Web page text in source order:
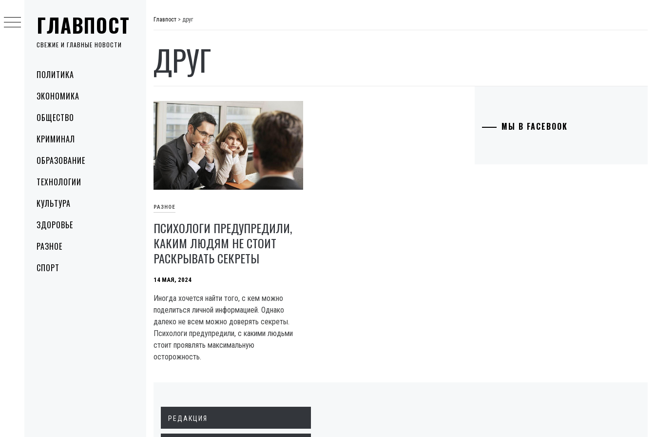
ГЛАВПОСТ
СВЕЖИЕ И ГЛАВНЫЕ НОВОСТИ
MenuПОЛИТИКА
ЭКОНОМИКА
ОБЩЕСТВО
КРИМИНАЛ
ОБРАЗОВАНИЕ
ТЕХНОЛОГИИ
КУЛЬТУРА
ЗДОРОВЬЕ
РАЗНОЕ
СПОРТ
to
content
Главпост > друг
ДРУГ
РАЗНОЕ
ПСИХОЛОГИ ПРЕДУПРЕДИЛИ,
КАКИМ ЛЮДЯМ НЕ СТОИТ
РАСКРЫВАТЬ СЕКРЕТЫ
14 МАЯ, 2024
Иногда хочется найти того, с кем можно
поделиться личной информацией. Однако
далеко не всем можно доверять секреты.
Психологи предупредили, с какими людьми
стоит проявлять максимальную
осторожность.
МЫ В FACEBOOK
РЕДАКЦИЯ